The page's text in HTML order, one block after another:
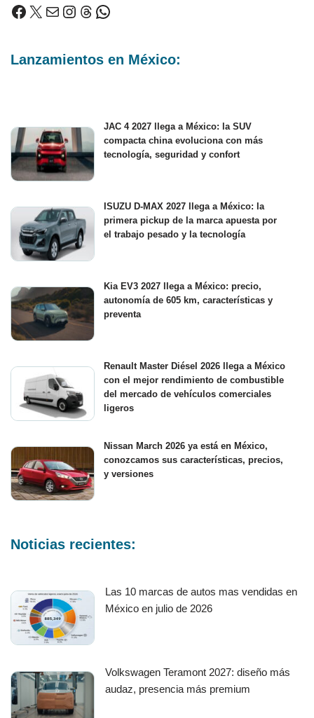
Lanzamientos en México:
JAC 4 2027 llega a México: la SUV
compacta china evoluciona con más
tecnología, seguridad y confort
ISUZU D-MAX 2027 llega a México: la
primera pickup de la marca apuesta por
el trabajo pesado y la tecnología
Kia EV3 2027 llega a México: precio,
autonomía de 605 km, características y
preventa
Renault Master Diésel 2026 llega a México
con el mejor rendimiento de combustible
del mercado de vehículos comerciales
ligeros
Nissan March 2026 ya está en México,
conozcamos sus características, precios,
y versiones
Noticias recientes:
Las 10 marcas de autos mas vendidas en
México en julio de 2026
Volkswagen Teramont 2027: diseño más
audaz, presencia más premium